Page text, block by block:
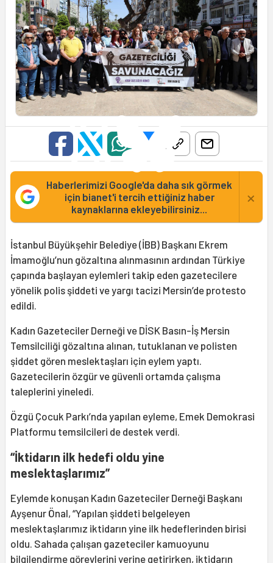
Haberlerimizi Google'da daha sık görmek
için bianet'i tercih ettiğiniz haber
kaynaklarına ekleyebilirsiniz...
×
İstanbul Büyükşehir Belediye (İBB) Başkanı Ekrem
İmamoğlu’nun gözaltına alınmasının ardından Türkiye
çapında başlayan eylemleri takip eden gazetecilere
yönelik polis şiddeti ve yargı tacizi Mersin’de protesto
edildi.
Kadın Gazeteciler Derneği ve DİSK Basın-İş Mersin
Temsilciliği gözaltına alınan, tutuklanan ve polisten
şiddet gören meslektaşları için eylem yaptı.
Gazetecilerin özgür ve güvenli ortamda çalışma
taleplerini yineledi.
Özgü Çocuk Parkı’nda yapılan eyleme, Emek Demokrasi
Platformu temsilcileri de destek verdi.
“İktidarın ilk hedefi oldu yine
meslektaşlarımız”
Eylemde konuşan Kadın Gazeteciler Derneği Başkanı
Ayşenur Önal, “Yapılan şiddeti belgeleyen
meslektaşlarımız iktidarın yine ilk hedeflerinden birisi
oldu. Sahada çalışan gazeteciler kamuoyunu
bilgilendirme görevlerini yerine getirirken, iktidarın